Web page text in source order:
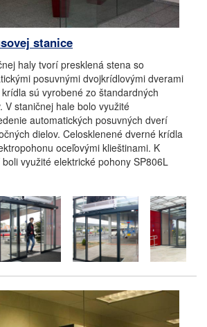
stanice
haly tvorí presklená stena so
posuvnými dvojkrídlovými dverami
sú vyrobené zo štandardných
V staničnej hale bolo využité
automatických posuvných dverí
dielov. Celosklenené dverné krídla
oceľovými klieštinami. K
využité elektrické pohony SP806L